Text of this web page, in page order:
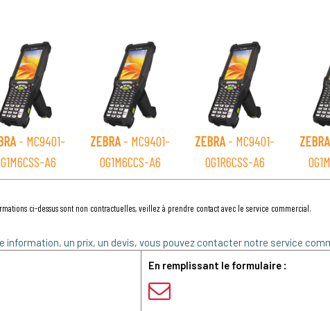
- MC9401-
A6
ZEBRA - MC9401-
0G1M6CCS-A6
ZEBRA - MC9401-
0G1R6CSS-A6
ZEBRA
ci-dessus sont non contractuelles, veillez à prendre contact avec le service commercial.
information, un prix, un devis, vous pouvez contacter notre service
En remplissant le formulaire :